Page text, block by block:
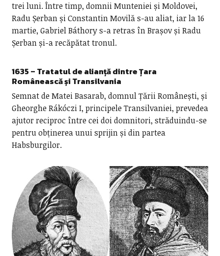
trei luni. Între timp, domnii Munteniei și Moldovei,
Radu Șerban și Constantin Movilă s-au aliat, iar la 16
martie, Gabriel Báthory s-a retras în Brașov și Radu
Șerban și-a recăpătat tronul.
1635 – Tratatul de alianță dintre Țara
Românească și Transilvania
Semnat de Matei Basarab, domnul Țării Românești, și
Gheorghe Rákóczi I, principele Transilvaniei, prevedea
ajutor reciproc între cei doi domnitori, străduindu-se
pentru obținerea unui sprijin și din partea
Habsburgilor.